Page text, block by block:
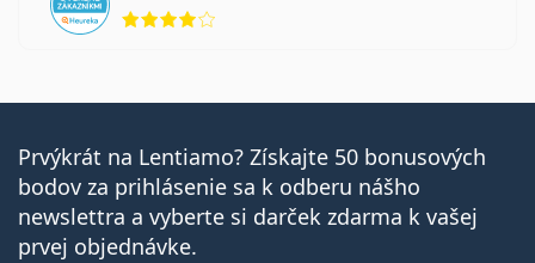
hodnotenie 4 z 5
Prvýkrát na Lentiamo? Získajte 50 bonusových
bodov za prihlásenie sa k odberu nášho
newslettra a vyberte si darček zdarma k vašej
prvej objednávke.